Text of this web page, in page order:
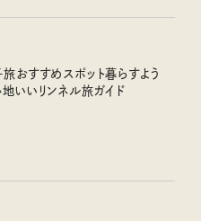
おすすめスポット暮らすよう
地いいリンネル旅ガイド